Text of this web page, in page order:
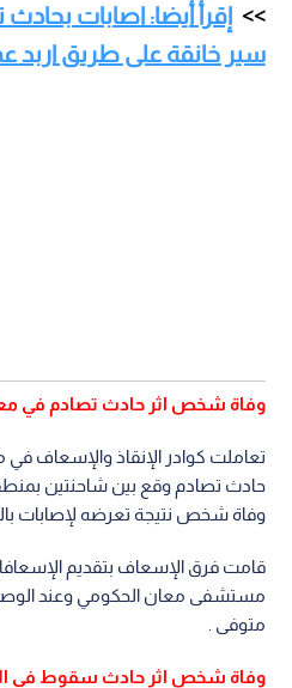
سير خانقة على طريق اربد
وفاة شخص اثر حادث تصادم في
تعاملت كوادر الإنقاذ والإسعاف
حادث تصادم وقع بين شاحنتين
وفاة شخص نتيجة تعرضه لإصابات
قامت فرق الإسعاف بتقديم الإسعافات
مستشفى معان الحكومي وعند
متوفى .
وفاة شخص اثر حادث سقوط في